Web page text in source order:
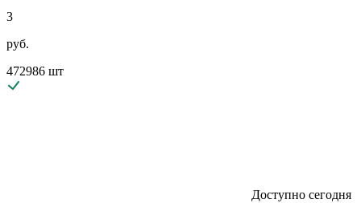
3
руб.
472986 шт
Доступно сегодня